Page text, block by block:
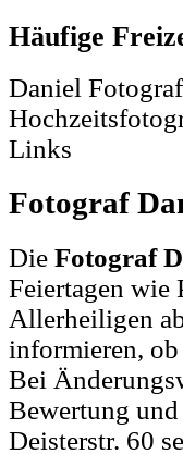
Häufige
Daniel
Links
Fotograf
Die Fotograf
Feiertagen wie
Allerheiligen
informieren,
Bei
Bewertung
Deisterstr. 60